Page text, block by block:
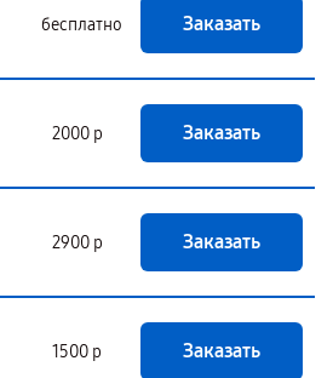
бесплатно Заказать
2000 р Заказать
2900 р Заказать
1500 р Заказать